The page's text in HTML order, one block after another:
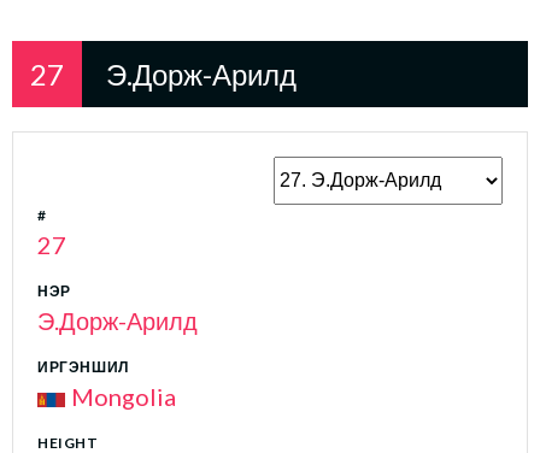
27 Э.Дорж-Арилд
#
27
НЭР
Э.Дорж-Арилд
ИРГЭНШИЛ
Mongolia
HEIGHT